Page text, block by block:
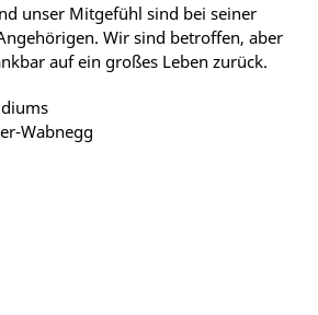
unser Mitgefühl sind bei seiner
Wir sind betroffen, aber
auf ein großes Leben zurück.
Wabnegg